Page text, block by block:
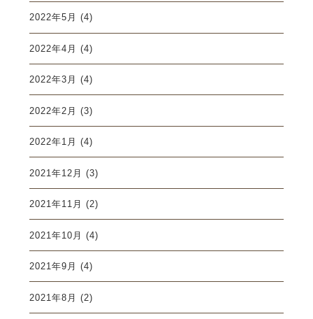
2022年5月 (4)
2022年4月 (4)
2022年3月 (4)
2022年2月 (3)
2022年1月 (4)
2021年12月 (3)
2021年11月 (2)
2021年10月 (4)
2021年9月 (4)
2021年8月 (2)